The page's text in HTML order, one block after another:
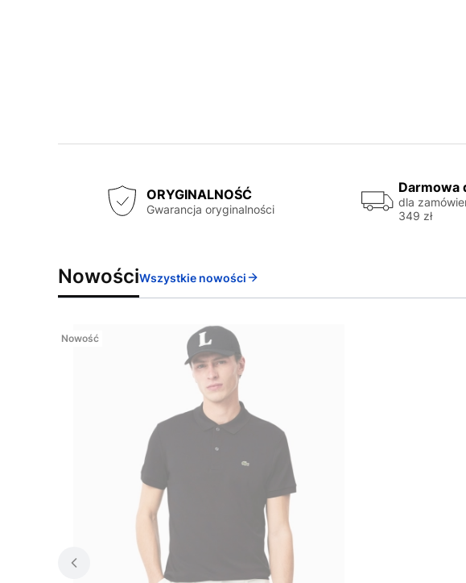
ORYGINALNOŚĆ
Gwarancja oryginalności
Darmowa
dla
349 zł
NowościWszystkie nowości
Nowość